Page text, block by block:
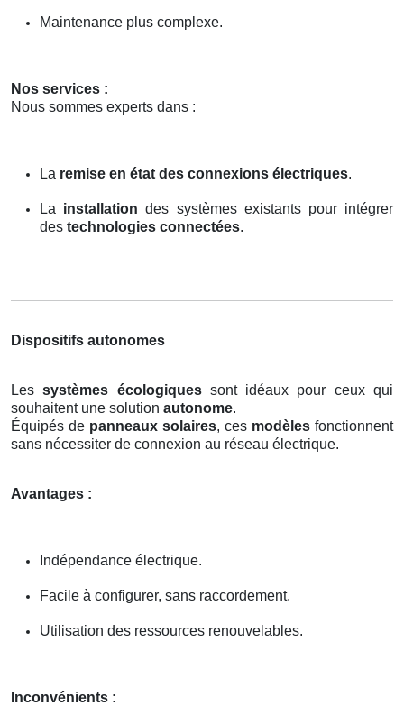
Maintenance plus complexe.
Nos services :
Nous sommes experts dans :
La remise en état des connexions électriques.
La installation des systèmes existants pour intégrer
des technologies connectées.
Dispositifs autonomes
Lessystèmes écologiquessont idéaux pour ceux qui
souhaitent une solution autonome.
Équipés de panneaux solaires, ces modèles fonctionnent
sans nécessiter de connexion au réseau électrique.
Avantages :
Indépendance électrique.
Facile à configurer, sans raccordement.
Utilisation des ressources renouvelables.
Inconvénients :